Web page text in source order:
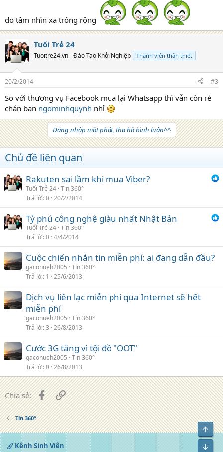
do tầm nhìn xa trông rộng
Tuổi Trẻ 24
Tuoitre24.vn - Đào Tạo Khởi Nghiệp Thành viên thân thiết
20/2/2014 #3
So với thương vụ Facebook mua lại Whatsapp thì vẫn còn rẻ
chán bạn ngominhquynh nhỉ
Đăng nhập một phát, tha hồ bình luận^^
Chủ đề liên quan
Rakuten sai lầm khi mua Viber?
Tuổi Trẻ 24 Tin 360°
Trả lời 0 20/2/2014
Tỷ phú công nghệ giàu nhất Nhật Bản
Tuổi Trẻ 24 Tin 360°
Trả lời 0 4/4/2014
Cuộc chiến nhắn tin miễn phí: ai đang dẫn đầu?
gaconueh2005 Tin 360°
Trả lời 1 25/6/2013
Dịch vụ liên lạc miễn phí qua Internet sẽ hết
miễn phí
gaconueh2005 Tin 360°
Trả lời 3 26/8/2013
Cước 3G tăng vì tội đồ "OOT"
gaconueh2005 Tin 360°
Trả lời 0 26/8/2013
Chia sẻ: FacebookLiên kết
Tin 360°
Kênh Sinh Viên
Top